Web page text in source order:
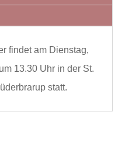
findet am Dienstag,
13.30 Uhr in der St.
statt.